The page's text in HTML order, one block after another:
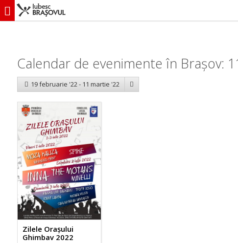
iubescbraşovul.ro
Calendar de evenimente în Brașov:
19 februarie '22 - 11 martie '22
Zilele Orașului
Ghimbav 2022